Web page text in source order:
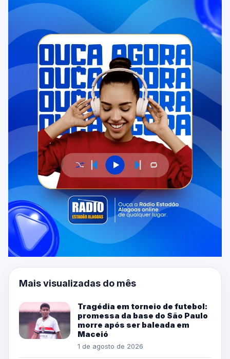
Mais visualizadas do mês
Tragédia em torneio de futebol:
promessa da base do São Paulo
morre após ser baleada em
Maceió
1 de agosto de 2026